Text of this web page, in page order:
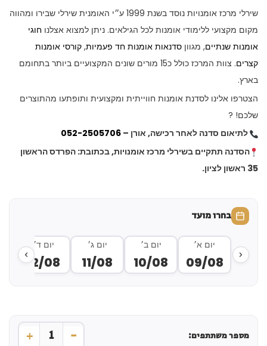
שירלי מרכז אומנויות נוסד בשנת 1999 ע״י האומנית שירלי שבירו ומהווה
מקום מקצועי ללימודי אומנות לכל הגילאים. ניתן למצוא אצלנו חוגי
אומנות שנתיים, מגוון סדנאות אומנות חד פעמיות, קורסי אומנות
קצרים
. צוות המרכז כולל כ15 מורים שונים המקצועיים ביותר בתחומם
בארץ.
הצטרפו אלינו לסדנת אומנות חווייתית ומקצועית ותופתעו מהתוצרים
שלכם! ?
לתיאום סדנה לאחר רכישה, אורן – 052-2505706
הסדנה תתקיים בשירלי מרכז אומנויות, בכתובת: הפרדס הראשון
35 ראשון לציון.
בחרו מועד
יום א׳
09/08
יום ב׳
10/08
יום ג׳
11/08
יום ד׳
12/08
מספר משתתפים: -
1
+